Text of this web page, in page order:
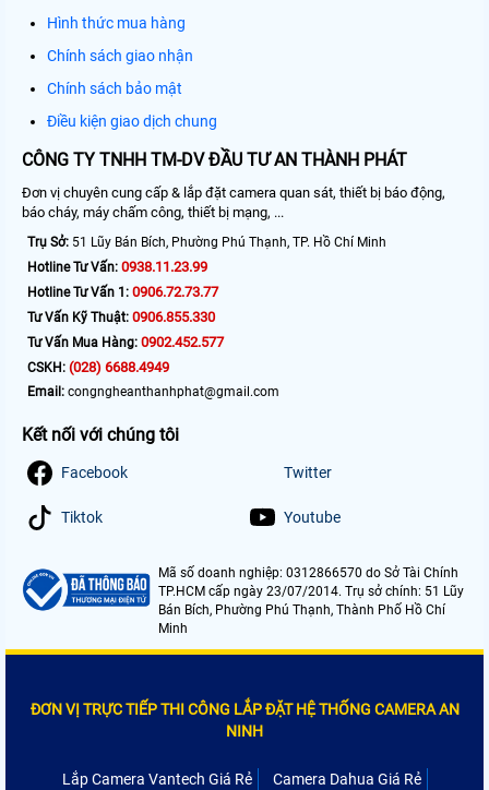
Hình thức mua hàng
Chính sách giao nhận
Chính sách bảo mật
Điều kiện giao dịch chung
CÔNG TY TNHH TM-DV ĐẦU TƯ AN THÀNH PHÁT
Đơn vị chuyên cung cấp & lắp đặt camera quan sát, thiết bị báo động,
báo cháy, máy chấm công, thiết bị mạng, ...
Trụ Sở: 51 Lũy Bán Bích, Phường Phú Thạnh, TP. Hồ Chí Minh
Hotline Tư Vấn: 0938.11.23.99
Hotline Tư Vấn 1: 0906.72.73.77
Tư Vấn Kỹ Thuật: 0906.855.330
Tư Vấn Mua Hàng: 0902.452.577
CSKH: (028) 6688.4949
Email: congngheanthanhphat@gmail.com
Kết nối với chúng tôi
Facebook Twitter
Tiktok Youtube
Mã số doanh nghiệp: 0312866570 do Sở Tài Chính
TP.HCM cấp ngày 23/07/2014. Trụ sở chính: 51 Lũy
Bán Bích, Phường Phú Thạnh, Thành Phố Hồ Chí
Minh
ĐƠN VỊ TRỰC TIẾP THI CÔNG LẮP ĐẶT HỆ THỐNG CAMERA AN
NINH
Lắp Camera Vantech Giá Rẻ Camera Dahua Giá Rẻ